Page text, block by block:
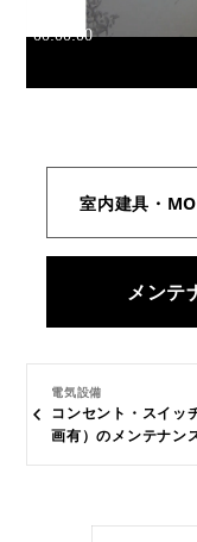
室内建具・
メンテ
電気設備
コンセント・スイッ
画有）のメンテナン